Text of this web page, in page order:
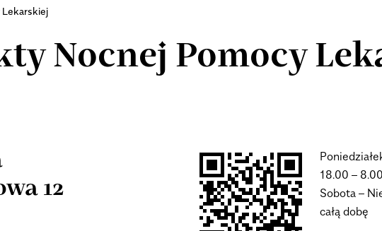
Nocnej Pomocy
12
18.00 – 8.00
Sobota –
całą dobę